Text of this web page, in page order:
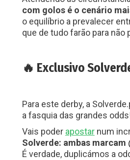
com golos é o cenário
o equilíbrio a prevalecer
que de tudo farão para não
🔥 Exclusivo
Para este derby, a
a fasquia das grandes
Vais poder apostarnum
Solverde: ambas marcam
É verdade, duplicámos a